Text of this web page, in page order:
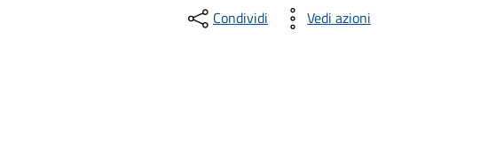
Condividi Vedi azioni